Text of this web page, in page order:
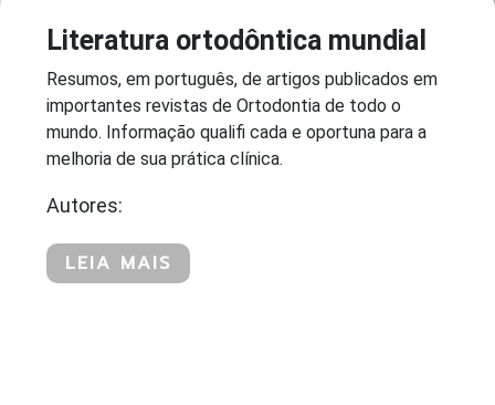
Literatura ortodôntica mundial
Resumos, em português, de artigos publicados em
importantes revistas de Ortodontia de todo o
mundo. Informação qualifi cada e oportuna para a
melhoria de sua prática clínica.
Autores:
LEIA MAIS